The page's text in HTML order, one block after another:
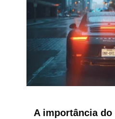
A importância do